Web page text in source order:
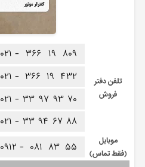
تلفن دفتر
فروش
۰۲۱ - ۳۶۶ ۱۹ ۸۰۹
۰۲۱ - ۳۶۶ ۱۹ ۴۳۲
۰۲۱ - ۳۳ ۹۷ ۹۳ ۷۰
۰۲۱ - ۳۳ ۹۴ ۶۷ ۸۸
موبایل
(فقط تماس)
۰۹۱۲ - ۰۸۱ ۸۳ ۵۵